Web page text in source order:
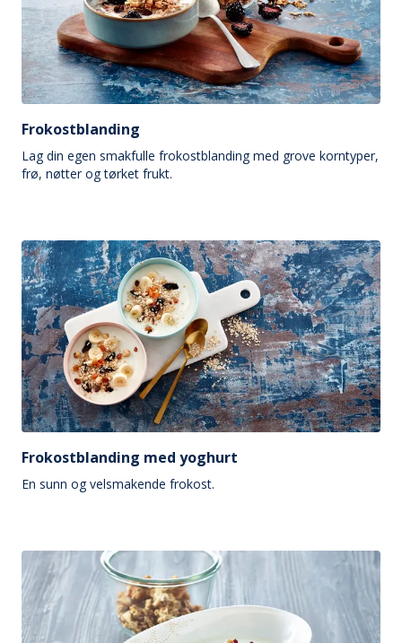
Frokostblanding
Lag din egen smakfulle frokostblanding med grove korntyper,
frø, nøtter og tørket frukt.
Frokostblanding med yoghurt
En sunn og velsmakende frokost.